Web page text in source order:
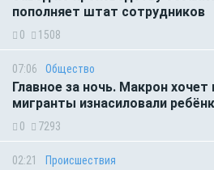
пополняет штат сотрудников
0 1508
07:06 Общество
Главное за ночь. Макрон
мигранты изнасиловали
0 7293
02:21 Происшествия